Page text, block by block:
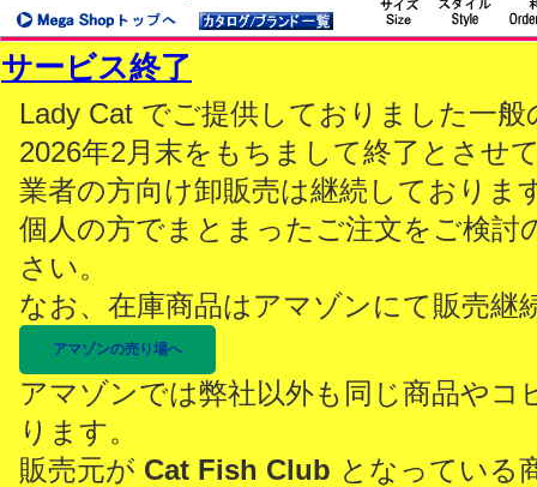
サービス終了
Lady Cat でご提供しておりました一
2026年2月末をもちまして終了とさせ
業者の方向け卸販売は継続しておりま
個人の方でまとまったご注文をご検討
さい。
なお、在庫商品はアマゾンにて販売継
アマゾンの売り場へ
アマゾンでは弊社以外も同じ商品やコ
ります。
販売元が Cat Fish Club となっている